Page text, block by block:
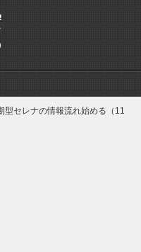
型セレナの情報流れ始める（11